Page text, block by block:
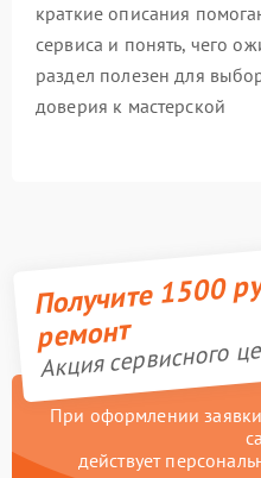
краткие описания
сервиса и понять, чего
раздел полезен для
доверия к мастерской
Получите 1500
ремонт
Акция сервисного
При оформлении
действует